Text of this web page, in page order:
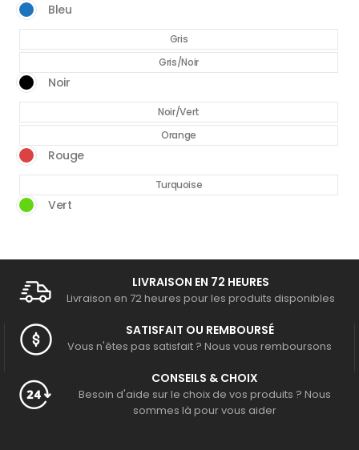
Bleu
Gris
Gris/Noir
Noir
Noir/Vert
Orange
Rouge
Turquoise
Vert
LIVRAISON EN 72 HEURES
Livraison en 72 heures pour les produits disponibles
SATISFAIT OU REMBOURSÉ
Vous n'êtes pas satisfait ? Nous vous remboursons
CONSEILS & CHOIX
Besoin d'aide sur le choix de vos produits ? Nous
sommes là pour vous aider